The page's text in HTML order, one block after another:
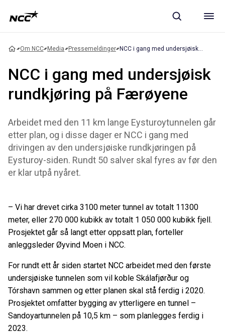
Om NCC Media Pressemeldinger
NCC i gang med undersjøisk
rundkjøring på Færøyene
Arbeidet med den 11 km lange Eysturoytunnelen går
etter plan, og i disse dager er NCC i gang med
drivingen av den undersjøiske rundkjøringen på
Eysturoy-siden. Rundt 50 salver skal fyres av før den
er klar utpå nyåret.
– Vi har drevet cirka 3100 meter tunnel av totalt 11300
meter, eller 270 000 kubikk av totalt 1 050 000 kubikk fjell.
Prosjektet går så langt etter oppsatt plan, forteller
anleggsleder Øyvind Moen i NCC.
For rundt ett år siden startet NCC arbeidet med den første
undersjøiske tunnelen som vil koble Skálafjørður og
Tórshavn sammen og etter planen skal stå ferdig i 2020.
Prosjektet omfatter bygging av ytterligere en tunnel –
Sandoyartunnelen på 10,5 km – som planlegges ferdig i
2023.